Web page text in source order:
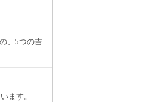
、5つの吉
ます。